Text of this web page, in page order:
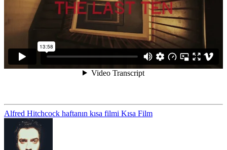
Alfred Hitchcock haftanın kısa filmi Kısa Film